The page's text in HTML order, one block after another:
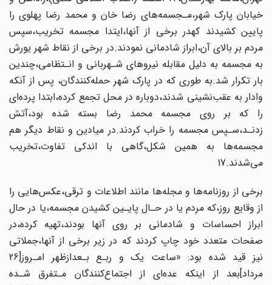
خیابان‌ پارک‌ شهر‌،مـجسمه‌های‌ رضا خان و محمد رضا پهلوی را
پایین کشیدند کهدر برخی از‌ آنها‌،ایتدا‌ مجسمه تخریب،سپس‌
مردم بر بالای آن،ابراز شادمانی نمودند.در برخی از نقاط‌ شهر‌ یورش‌
به مجسمه به دلیل مقابله‌ نیروهای شـهربانی و انـتظامی،چندین
بار تکرار شد.به طوری‌ که‌ در پارک شهر حمله‌کنندگان، پس از آنکه
وادار به عقب‌نشینی شدند،دوباره در‌ محل‌ تجمع‌ کرده،ابتدا پرده‌ای
را که بر روی‌ مجسمه محمد رضا بسته شده بود،آتش‌
زدنـد‌،سـپس مجسمه را خراب کردند.در میادین و نقاط دیگر هم
مجسمه‌ها به همین‌ شکل‌،گاهی‌ با اندکی تفاوت،تخریب
می‌شدند.17
برخی از روزنامه‌ها و مجله‌ها مانند اطلاعات و ترقی،عکس‌هایی را‌
از‌ وقایع روز،که مردم‌ یا در حـال پایـین کشیدن مجسمه،یا در‌ حال‌
ابراز‌ احساسات و شادمانی بر روی آنها بودند،تهیه‌ کرده،در
صفحات متعدد خود چاپ کردند که‌ در‌ زیر‌ برخی از آنها،جملاتی
نیز قید شده بود: «ساعت یک و ربـع بـعدازظهر‌ امـروز[‌26
مرداد]بعد از اینکه عده‌ای از اجتماع‌کنندگان مـتفرق‌ شـده